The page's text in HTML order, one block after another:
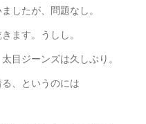
したが、問題なし。
ます。うしし。
目ジーンズは久しぶり。
、というのには